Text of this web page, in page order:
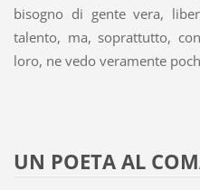
bisogno di gente vera,
talento, ma, soprattutto,
loro, ne vedo veramente
UN POETA AL